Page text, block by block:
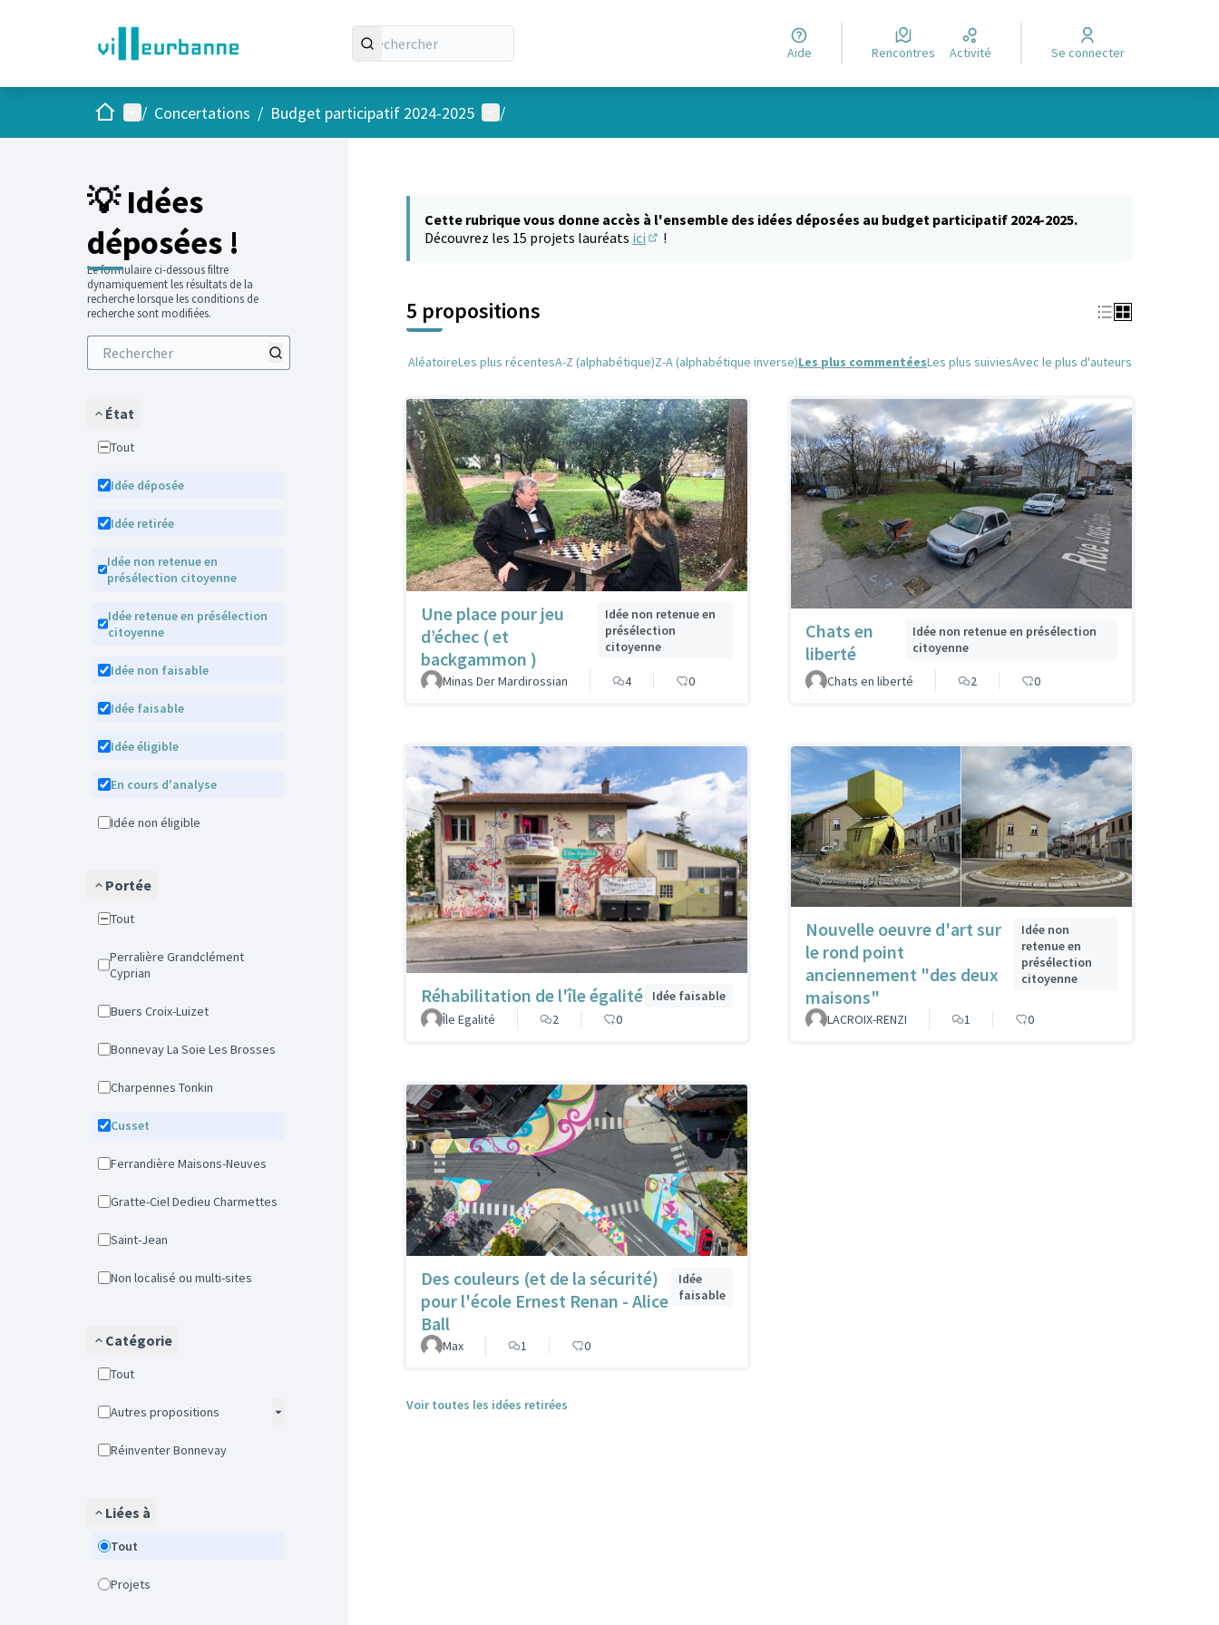
Aide Rencontres Activité Se connecter
AccueilMenu principal
/ Concertations / Budget participatif 2024-2025 Menu utilisateur
/
💡 Idées
déposées !
Le formulaire ci-dessous filtre
dynamiquement les résultats de la
recherche lorsque les conditions de
recherche sont modifiées.
État
Tout
Idée déposée
Idée retirée
Idée non retenue en
présélection citoyenne
Idée retenue en présélection
citoyenne
Idée non faisable
Idée faisable
Idée éligible
En cours d'analyse
Idée non éligible
Portée
Tout
Perralière Grandclément
Cyprian
Buers Croix-Luizet
Bonnevay La Soie Les Brosses
Charpennes Tonkin
Cusset
Ferrandière Maisons-Neuves
Gratte-Ciel Dedieu Charmettes
Saint-Jean
Non localisé ou multi-sites
Catégorie
Tout
Autres propositions
Réinventer Bonnevay
Liées à
Tout
Projets
Cette rubrique vous donne accès à l'ensemble des idées déposées au budget participatif 2024-2025.
Découvrez les 15 projets lauréats ici !
5 propositions
AléatoireLes plus récentesA-Z (alphabétique)Z-A (alphabétique inverse)Les plus commentéesLes plus suiviesAvec le plus d'auteurs
Une place pour jeu
d’échec ( et
backgammon )
Idée non retenue en
présélection
citoyenne
Minas Der Mardirossian 4 0
Chats en
liberté
Idée non retenue en présélection
citoyenne
Chats en liberté 2 0
Réhabilitation de l'île égalité
Idée faisable
Île Egalité
2 0
Nouvelle oeuvre d'art sur
le rond point
anciennement "des deux
maisons"
Idée non
retenue en
présélection
citoyenne
LACROIX-RENZI 1 0
Des couleurs (et de la sécurité)
pour l'école Ernest Renan - Alice
Ball
Idée
faisable
Max 1 0
Voir toutes les idées retirées